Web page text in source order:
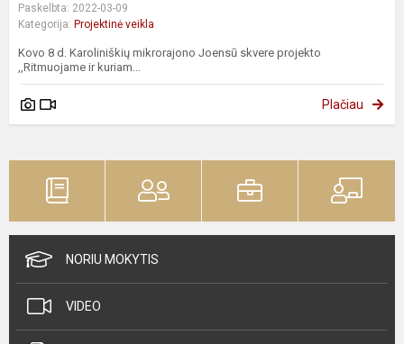
Paskelbta: 2022-03-09
Kategorija: Projektinė veikla
Kovo 8 d. Karoliniškių mikrorajono Joensū skvere projekto
,,Ritmuojame ir kuriam...
Plačiau
NORIU MOKYTIS
VIDEO